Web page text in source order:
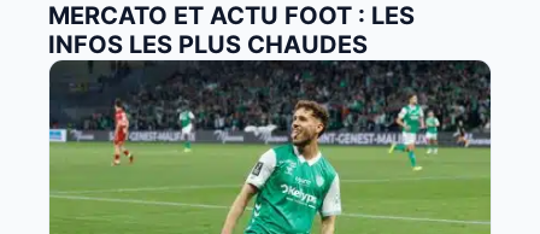
MERCATO ET ACTU FOOT : LES
INFOS LES PLUS CHAUDES